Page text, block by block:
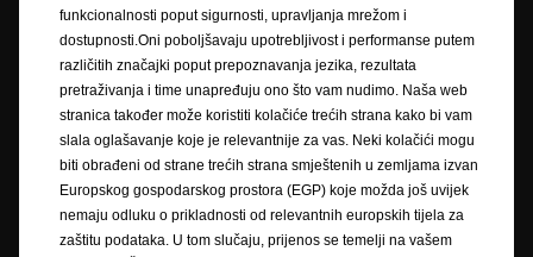
Opel partneri Zatražite ponudu
Zatražite testnu vožnju Naručivanje na servis
funkcionalnosti poput sigurnosti, upravljanja mrežom i
dostupnosti.Oni poboljšavaju upotrebljivost i performanse putem
različitih značajki poput prepoznavanja jezika, rezultata
pretraživanja i time unapređuju ono što vam nudimo. Naša web
stranica također može koristiti kolačiće trećih strana kako bi vam
slala oglašavanje koje je relevantnije za vas. Neki kolačići mogu
biti obrađeni od strane trećih strana smještenih u zemljama izvan
Europskog gospodarskog prostora (EGP) koje možda još uvijek
nemaju odluku o prikladnosti od relevantnih europskih tijela za
zaštitu podataka. U tom slučaju, prijenos se temelji na vašem